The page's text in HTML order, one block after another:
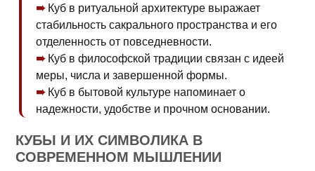
Куб в ритуальной архитектуре выражает
стабильность сакрального пространства и его
отделенность от повседневности.
Куб в философской традиции связан с идеей
меры, числа и завершенной формы.
Куб в бытовой культуре напоминает о
надежности, удобстве и прочном основании.
КУБЫ И ИХ СИМВОЛИКА В
СОВРЕМЕННОМ МЫШЛЕНИИ